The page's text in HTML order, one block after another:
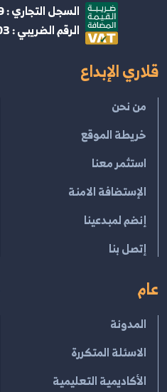
السجل التجاري : 2054100469
الرقم الضريبي : 301270962100003
قلاري الإبداع
من نحن
خريطة الموقع
استثمر معنا
الإستضافة الامنة
إنضم لمبدعينا
إتصل بنا
عام
المدونة
الاسئلة المتكررة
الأكاديمية التعليمية